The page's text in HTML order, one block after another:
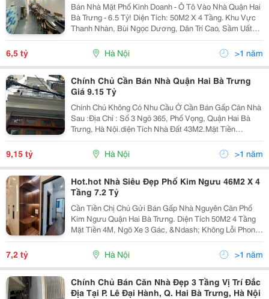
Bán Nhà Mặt Phố Kinh Doanh - Ô Tô Vào Nhà Quận Hai
Bà Trưng - 6.5 Tỷ! Diện Tích: 50M2 X 4 Tầng. Khu Vực
Thanh Nhàn, Bùi Ngọc Dương, Dân Trí Cao, Sầm Uất
Ngày Đêm. Kinh Doanh Đa Dạng. Thiết Kế: Tầng 1:
Phòng Khách, Phòng Ngủ, Khu Bán Hàng,...
6,5 tỷ Hà Nội >1 năm
Chính Chủ Cần Bán Nhà Quận Hai Bà Trưng
Giá 9.15 Tỷ
Chính Chủ Không Có Nhu Cầu Ở Cần Bán Gấp Căn Nhà
Sau :Địa Chỉ : Số 3 Ngõ 365, Phố Vọng, Quận Hai Bà
Trưng, Hà Nội.diện Tích Nhà Đất 43M2.Mặt Tiền
3.8M.thiết Kế Gồm 4 Phòng Ngủ, 1 Phòng Thờ, 1 Phòng
Khách.nhà Cách Phố Vọng 10M, Cách Đường Giải
Phóng...
9,15 tỷ Hà Nội >1 năm
Hot.hot Nhà Siêu Đẹp Phố Kim Ngưu 46M2 X 4
Tầng 7.2 Tỷ
Cần Tiền Chị Chủ Gửi Bán Gấp Nhà Nguyên Căn Phố
Kim Ngưu Quận Hai Bà Trưng. Diện Tích 50M2 4 Tầng
Mặt Tiền 4M, Ngõ Xe 3 Gác, &Ndash; Không Lỗi Phong
Thủy. Giá Chủ Chào Nhỉnh 6 Tỷ. * Nhà Quận Hai Bà
Trưng, Ngõ Rộng Thoáng, Khu Dân Trí Cao, Phù Hợp...
7,2 tỷ Hà Nội >1 năm
Chính Chủ Bán Căn Nhà Đẹp 3 Tầng Vị Trí Đắc
Địa Tại P. Lê Đại Hành, Q. Hai Bà Trưng, Hà Nội